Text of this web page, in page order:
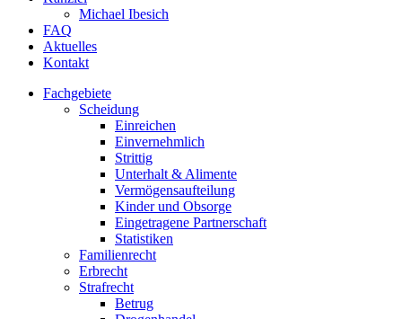
Michael Ibesich
FAQ
Aktuelles
Kontakt
Fachgebiete
Scheidung
Einreichen
Einvernehmlich
Strittig
Unterhalt & Alimente
Vermögensaufteilung
Kinder und Obsorge
Eingetragene Partnerschaft
Statistiken
Familienrecht
Erbrecht
Strafrecht
Betrug